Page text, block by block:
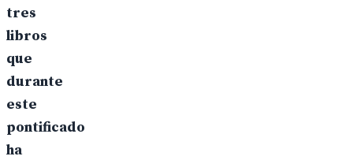
tres
libros
que
durante
este
pontificado
ha